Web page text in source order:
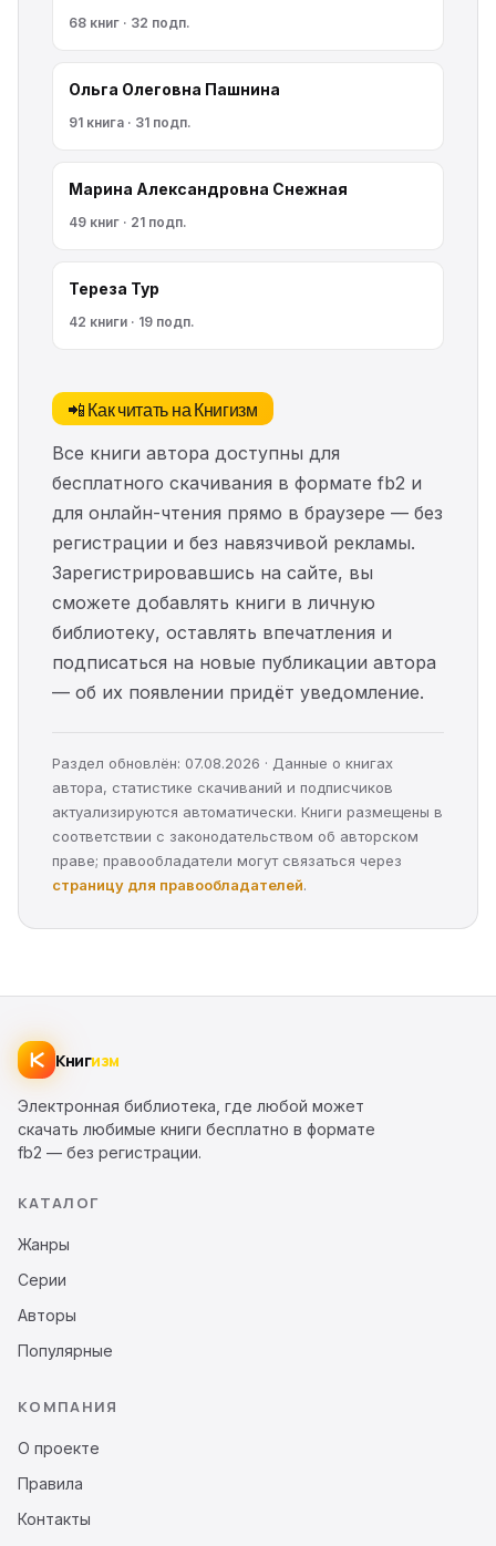
68 книг · 32 подп.
Ольга Олеговна Пашнина
91 книга · 31 подп.
Марина Александровна Снежная
49 книг · 21 подп.
Тереза Тур
42 книги · 19 подп.
📲 Как читать на Книгизм
Все книги автора доступны для
бесплатного скачивания в формате fb2 и
для онлайн-чтения прямо в браузере — без
регистрации и без навязчивой рекламы.
Зарегистрировавшись на сайте, вы
сможете добавлять книги в личную
библиотеку, оставлять впечатления и
подписаться на новые публикации автора
— об их появлении придёт уведомление.
Раздел обновлён: 07.08.2026 · Данные о книгах
автора, статистике скачиваний и подписчиков
актуализируются автоматически. Книги размещены в
соответствии с законодательством об авторском
праве; правообладатели могут связаться через
страницу для правообладателей.
Книгизм
Электронная библиотека, где любой может
скачать любимые книги бесплатно в формате
fb2 — без регистрации.
КАТАЛОГ
Жанры
Серии
Авторы
Популярные
КОМПАНИЯ
О проекте
Правила
Контакты